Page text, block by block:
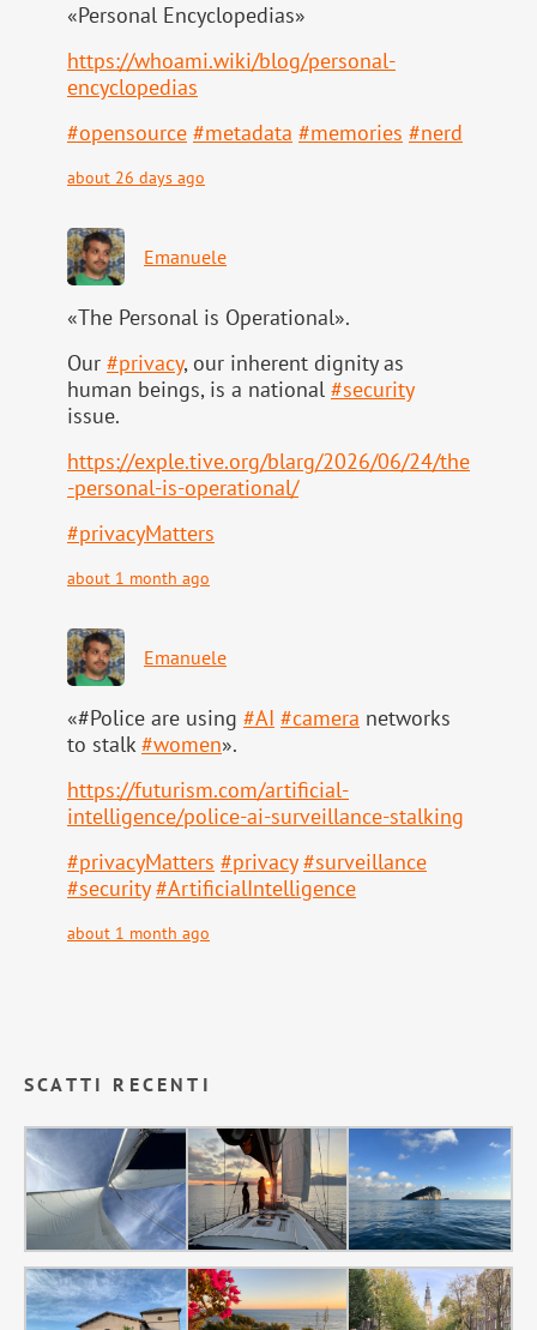
«Personal Encyclopedias»
https://whoami.wiki/blog/personal-
encyclopedias
#opensource #metadata #memories #nerd
about 26 days ago
Emanuele
«The Personal is Operational».
Our #privacy, our inherent dignity as
human beings, is a national #security
issue.
https://exple.tive.org/blarg/2026/06/24/the
-personal-is-operational/
#privacyMatters
about 1 month ago
Emanuele
«#Police are using #AI #camera networks
to stalk#women».
https://futurism.com/artificial-
intelligence/police-ai-surveillance-stalking
#privacyMatters #privacy #surveillance
#security #ArtificialIntelligence
about 1 month ago
SCATTI RECENTI